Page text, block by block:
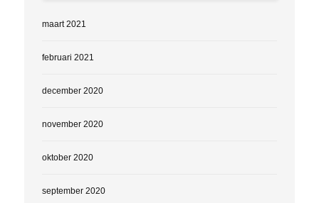
maart 2021
februari 2021
december 2020
november 2020
oktober 2020
september 2020